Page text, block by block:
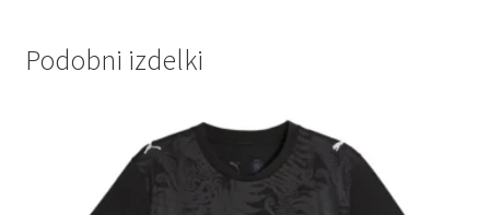
Podobni izdelki